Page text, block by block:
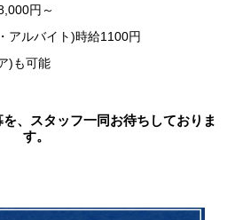
円～
アルバイト)時給1100円
)も可能
、スタッフ一同お待ちしておりま
す。